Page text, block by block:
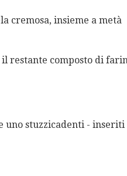
cremosa, insieme a metà
restante composto di
uno stuzzicadenti - inseriti